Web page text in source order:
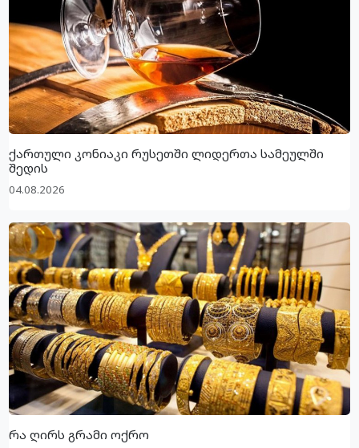
ქართული კონიაკი რუსეთში ლიდერთა სამეულში
შედის
04.08.2026
რა ღირს გრამი ოქრო